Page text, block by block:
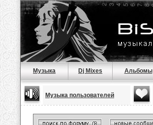
Музыка Dj Mixes Альбомы
Музыка пользователей